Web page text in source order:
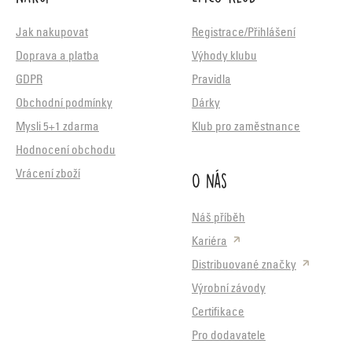
Jak nakupovat
Doprava a platba
GDPR
Obchodní podmínky
Mysli 5+1 zdarma
Hodnocení obchodu
Vrácení zboží
Registrace/Přihlášení
Výhody klubu
Pravidla
Dárky
Klub pro zaměstnance
O nás
Náš příběh
Kariéra
Distribuované značky
Výrobní závody
Certifikace
Pro dodavatele